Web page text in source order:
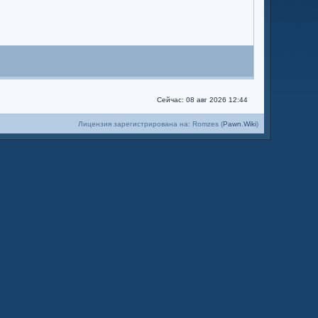
Сейчас: 08 авг 2026 12:44
Лицензия зарегистрирована на: Romzes (Pawn.Wiki)